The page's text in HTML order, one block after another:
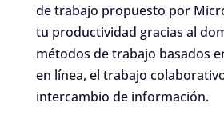
de trabajo propuesto por
tu productividad gracias al
métodos de trabajo basados
en línea, el trabajo
intercambio de información.